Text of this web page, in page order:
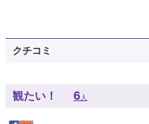
クチコミ
観たい！ 6人